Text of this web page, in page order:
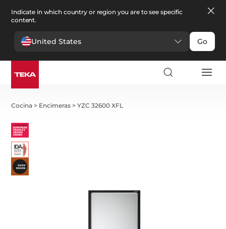
Indicate in which country or region you are to see specific
content.
United States Go
Cocina > Encimeras >YZC 32600 XFL